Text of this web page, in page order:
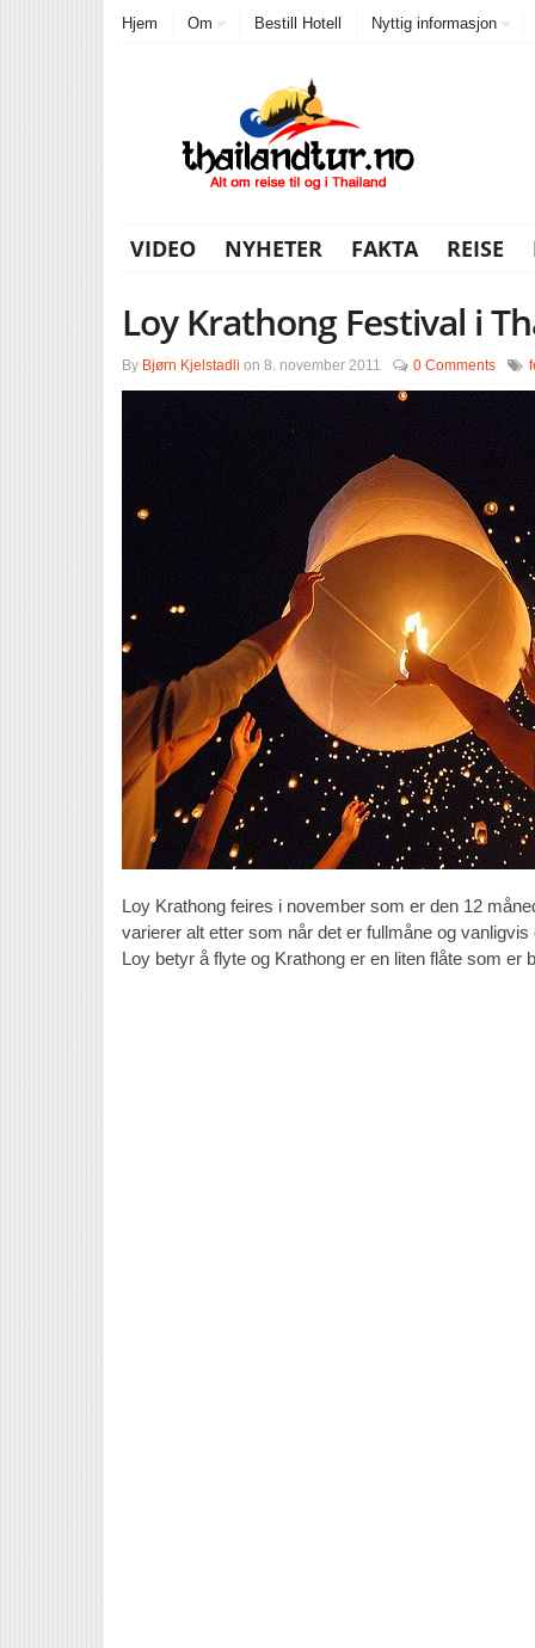
Hjem Om Bestill Hotell Nyttig informasjon
VIDEO NYHETER FAKTA REISE
Loy Krathong Festival i
By Bjørn Kjelstadli on 8. november 2011 0 Comments
Loy Krathong feires i november som er den 12
varierer alt etter som når det er fullmåne og
Loy betyr å flyte og Krathong er en liten flåte som